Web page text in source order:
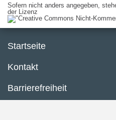
Sofern nicht anders angegeben,
der Lizenz
Startseite
Kontakt
Barrierefreiheit